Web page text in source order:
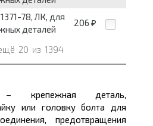
78, ЛК, для
деталей
206 ₽
20 из 1394
крепежная деталь,
или головку болта для
предотвращения